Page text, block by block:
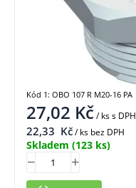
27,02 Kč/ kss DPH
22,33 Kč/ ks bez DPH
Skladem (123 ks)
Kód 1: OBO 107 R M20-16 PA